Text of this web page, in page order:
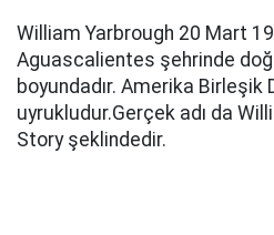
William Yarbrough 20 Mart
Aguascalientes şehrinde
boyundadır. Amerika
uyrukludur.Gerçek adı da
Story şeklindedir.